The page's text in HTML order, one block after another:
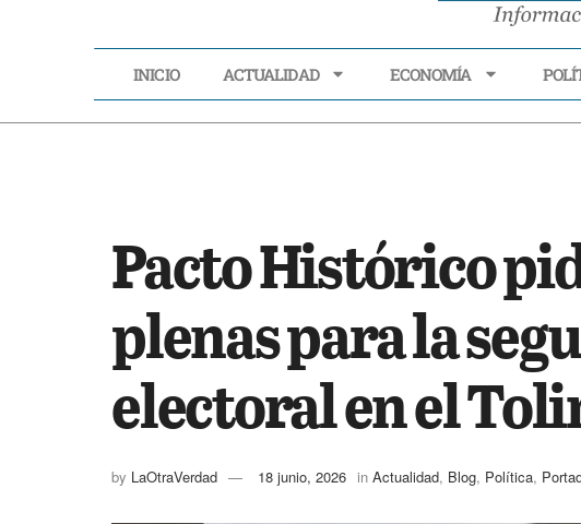
INICIO ACTUALIDAD ECONOMÍA
Pacto Histórico
plenas para la
electoral en el
by LaOtraVerdad 18 junio, 2026 in Actualidad, Blog, Política,